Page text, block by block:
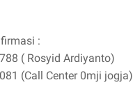
:
( Rosyid Ardiyanto)
(Call Center 0mji jogja)